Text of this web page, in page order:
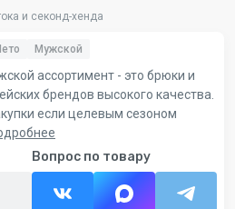
и секонд-хенда
Мужской
ассортимент - это брюки и
брендов высокого качества.
если целевым сезоном
Вопрос по товару